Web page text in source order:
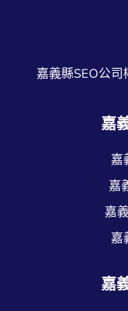
嘉義縣SEO公
嘉
嘉
嘉
嘉
嘉
嘉